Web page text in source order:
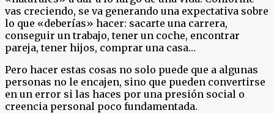
vas creciendo, se va generando una expectativa sobre
lo que «deberías» hacer: sacarte una carrera,
conseguir un trabajo, tener un coche, encontrar
pareja, tener hijos, comprar una casa…
Pero hacer estas cosas no solo puede que a algunas
personas no le encajen, sino que pueden convertirse
en un error si las haces por una presión social o
creencia personal poco fundamentada.